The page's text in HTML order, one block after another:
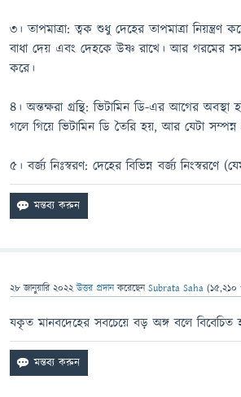
৩। তাপমাত্রা: ত্বক শুধু দেহের তাপমাত্রা
বাধা দেয় এবং দেহকে উষ্ণ রাখে। আর গরমের সময়
করে।
৪। অন্তক্ষরা গ্রন্থি: ভিটামিন ডি-এর আগের
গলে গিয়ে ভিটামিন ডি তৈরি হয়, আর যেটা
৫। বর্জ্য নিঃস্বরণ: দেহের বিভিন্ন বর্জ্য নিংস্বরণে
28 জানুয়ারি 2022 উত্তর প্রদান করেছেনSubrata Saha (15,210
যকৃত মানবদেহের সবচেয়ে বড় অঙ্গ বলে বিবেচিত